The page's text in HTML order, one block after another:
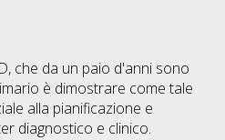
che da un paio d'anni sono
è dimostrare come tale
alla pianificazione e
diagnostico e clinico.